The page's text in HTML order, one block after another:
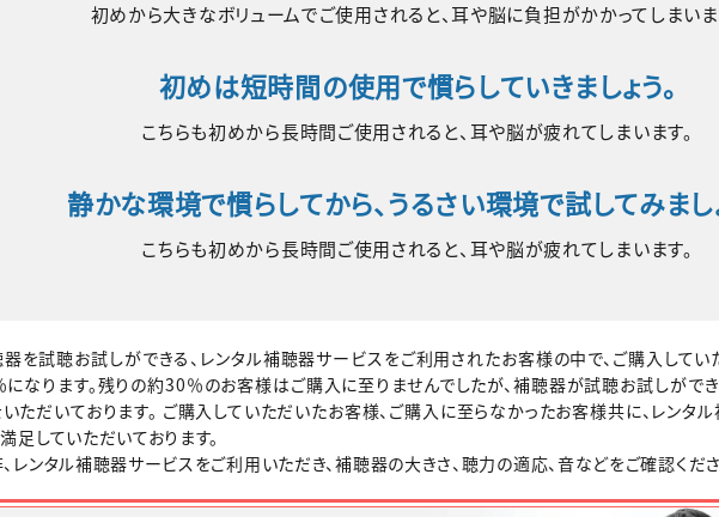
初めから大きなボリュームでご使用されると、耳や脳に負担がかかってしまいま
初めは短時間の使用で慣らしていきましょう。
こちらも初めから長時間ご使用されると、耳や脳が疲れてしまいます。
静かな環境で慣らしてから、うるさい環境で試してみまし
こちらも初めから長時間ご使用されると、耳や脳が疲れてしまいます。
を試聴お試しができる、レンタル補聴器サービスをご利用されたお客様の中で、ご購入して
なります。残りの約30％のお客様はご購入に至りませんでしたが、補聴器が試聴お試しがで
ただいております。 ご購入していただいたお客様、ご購入に至らなかったお客様共に、レンタ
足していただいております。
レンタル補聴器サービスをご利用いただき、補聴器の大きさ、聴力の適応、音などをご確認くださ